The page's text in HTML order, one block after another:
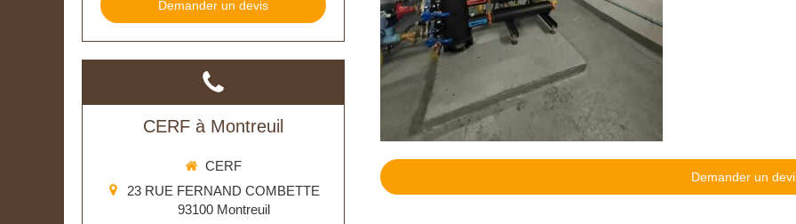
Demander un
Demander un devis
CERF à Montreuil
CERF
23 RUE FERNAND COMBETTE
93100 Montreuil